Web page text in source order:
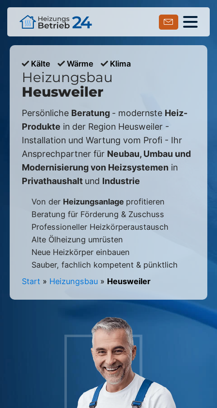
Kälte Wärme Klima
Heizungsbau
Heusweiler
Persönliche Beratung - modernste Heiz-
Produkte in der Region Heusweiler -
Installation und Wartung vom Profi - Ihr
Ansprechpartner für Neubau, Umbau und
Modernisierung von Heizsystemen in
Privathaushalt und Industrie
Von der Heizungsanlage profitieren
Beratung für Förderung & Zuschuss
Professioneller Heizkörperaustausch
Alte Ölheizung umrüsten
Neue Heizkörper einbauen
Sauber, fachlich kompetent & pünktlich
Start » Heizungsbau » Heusweiler